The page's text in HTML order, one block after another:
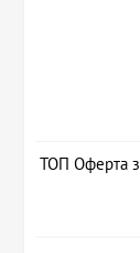
ТОП Оферта